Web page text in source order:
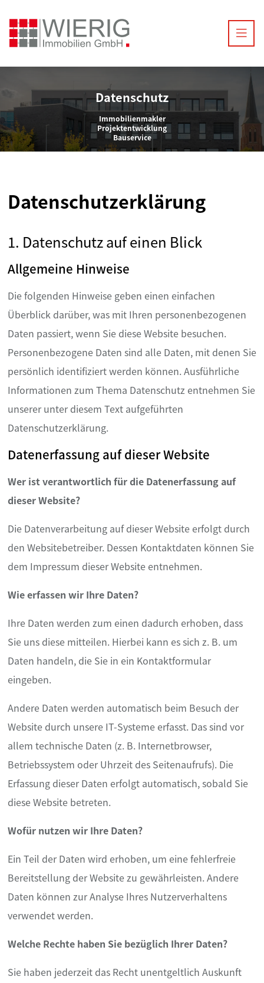
Datenschutz
Immobilienmakler
Projektentwicklung
Bauservice
Datenschutzerklärung
1. Datenschutz auf einen Blick
Allgemeine Hinweise
Die folgenden Hinweise geben einen einfachen
Überblick darüber, was mit Ihren personenbezogenen
Daten passiert, wenn Sie diese Website besuchen.
Personenbezogene Daten sind alle Daten, mit denen Sie
persönlich identifiziert werden können. Ausführliche
Informationen zum Thema Datenschutz entnehmen Sie
unserer unter diesem Text aufgeführten
Datenschutzerklärung.
Datenerfassung auf dieser Website
Wer ist verantwortlich für die Datenerfassung auf
dieser Website?
Die Datenverarbeitung auf dieser Website erfolgt durch
den Websitebetreiber. Dessen Kontaktdaten können Sie
dem Impressum dieser Website entnehmen.
Wie erfassen wir Ihre Daten?
Ihre Daten werden zum einen dadurch erhoben, dass
Sie uns diese mitteilen. Hierbei kann es sich z. B. um
Daten handeln, die Sie in ein Kontaktformular
eingeben.
Andere Daten werden automatisch beim Besuch der
Website durch unsere IT-Systeme erfasst. Das sind vor
allem technische Daten (z. B. Internetbrowser,
Betriebssystem oder Uhrzeit des Seitenaufrufs). Die
Erfassung dieser Daten erfolgt automatisch, sobald Sie
diese Website betreten.
Wofür nutzen wir Ihre Daten?
Ein Teil der Daten wird erhoben, um eine fehlerfreie
Bereitstellung der Website zu gewährleisten. Andere
Daten können zur Analyse Ihres Nutzerverhaltens
verwendet werden.
Welche Rechte haben Sie bezüglich Ihrer Daten?
Sie haben jederzeit das Recht unentgeltlich Auskunft